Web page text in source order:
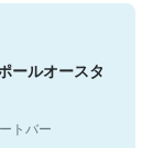
ールオースタ